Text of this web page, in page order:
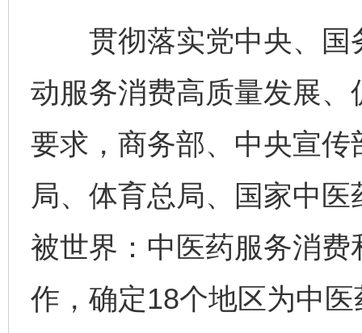
贯彻落实党中央、国
动服务消费高质量发展
要求，商务部、中央宣
局、体育总局、国家中
被世界：中医药服务消费
作，确定18个地区为中